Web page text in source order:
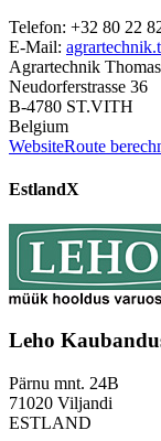
Telefon: +32 80 22
E-Mail:
Agrartechnik Thomas
Neudorferstrasse 36
B-4780 ST.VITH
Belgium
WebsiteRoute
EstlandX
Leho
Pärnu mnt. 24B
71020 Viljandi
ESTLAND